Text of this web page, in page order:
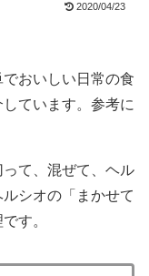
2020/04/23
おいしい日常の食
ています。参考に
って、混ぜて、ヘル
シオの「まかせて
す。